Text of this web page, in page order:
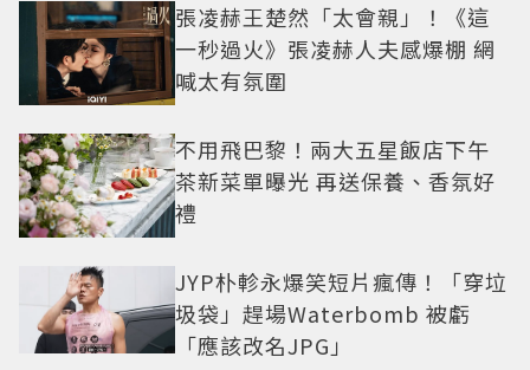
張凌赫王楚然「太會親」！《這
一秒過火》張凌赫人夫感爆棚 網
喊太有氛圍
不用飛巴黎！兩大五星飯店下午
茶新菜單曝光 再送保養、香氛好
禮
JYP朴軫永爆笑短片瘋傳！「穿垃
圾袋」趕場Waterbomb 被虧
「應該改名JPG」